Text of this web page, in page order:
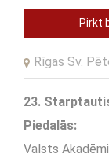
Pirkt
Rīgas Sv.
23.
Piedalās:
Valsts